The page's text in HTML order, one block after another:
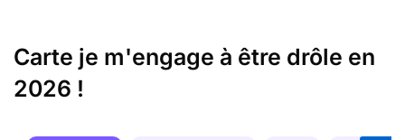
Carte je m'engage à être drôle en
2026 !